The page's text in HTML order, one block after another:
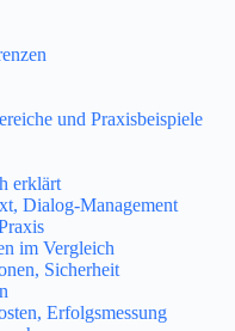
und Praxisbeispiele
erklärt
Dialog-Management
im Vergleich
Sicherheit
Erfolgsmessung